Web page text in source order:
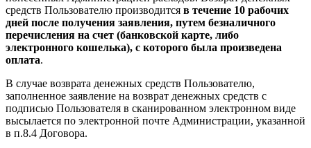
средств Пользователю производится в течение 10 рабочих
дней после получения заявления, путем безналичного
перечисления на счет (банковской карте, либо
электронного кошелька), с которого была произведена
оплата.
В случае возврата денежных средств Пользователю,
заполненное заявление на возврат денежных средств с
подписью Пользователя в сканированном электронном виде
высылается по электронной почте Администрации, указанной
в п.8.4 Договора.